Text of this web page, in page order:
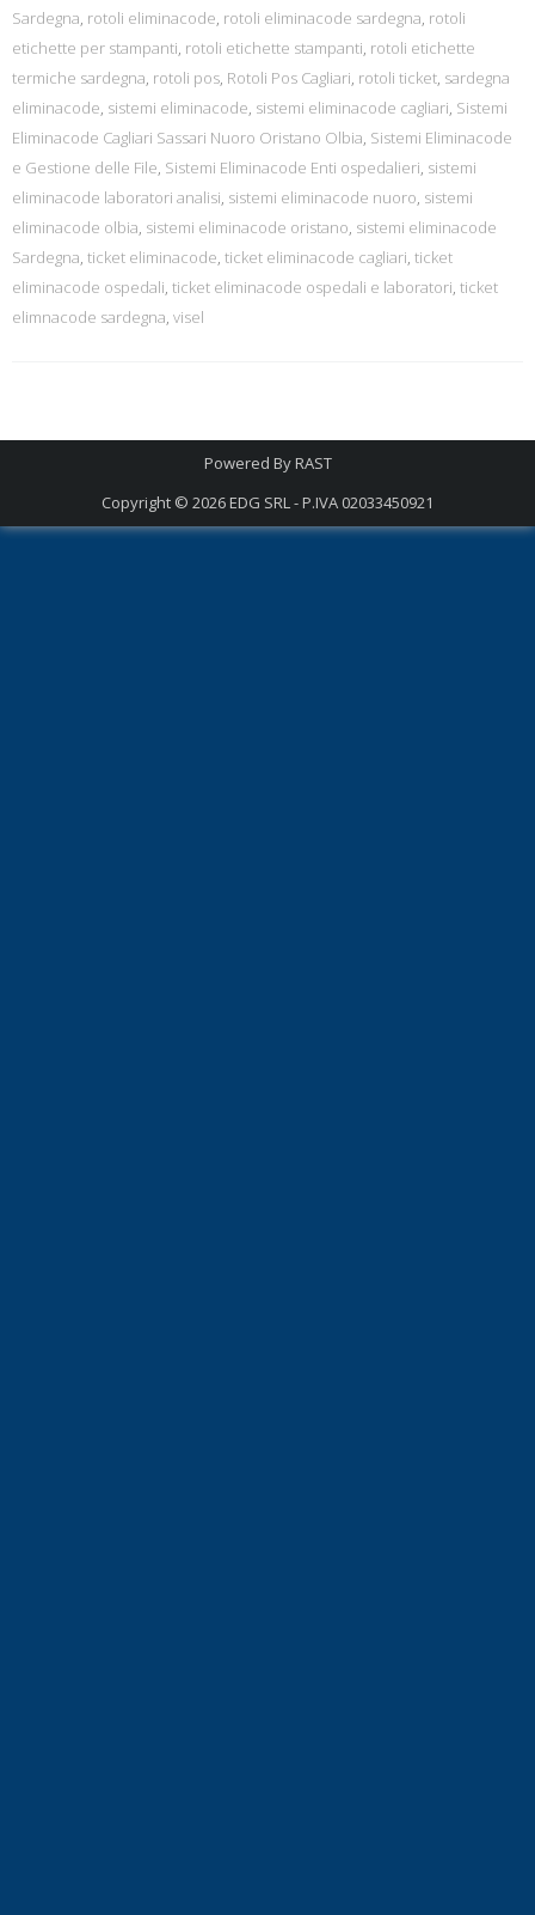
Sardegna, rotoli eliminacode, rotoli eliminacode sardegna, rotoli
etichette per stampanti, rotoli etichette stampanti, rotoli etichette
termiche sardegna, rotoli pos, Rotoli Pos Cagliari, rotoli ticket, sardegna
eliminacode, sistemi eliminacode, sistemi eliminacode cagliari, Sistemi
Eliminacode Cagliari Sassari Nuoro Oristano Olbia, Sistemi Eliminacode
e Gestione delle File, Sistemi Eliminacode Enti ospedalieri, sistemi
eliminacode laboratori analisi, sistemi eliminacode nuoro, sistemi
eliminacode olbia, sistemi eliminacode oristano, sistemi eliminacode
Sardegna, ticket eliminacode, ticket eliminacode cagliari, ticket
eliminacode ospedali, ticket eliminacode ospedali e laboratori, ticket
elimnacode sardegna, visel
Powered ByRAST
Copyright © 2026EDG SRL - P.IVA 02033450921